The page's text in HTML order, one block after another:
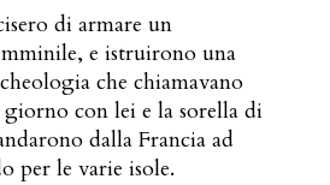
di armare un
e istruirono una
che chiamavano
con lei e la sorella di
dalla Francia ad
per le varie isole.